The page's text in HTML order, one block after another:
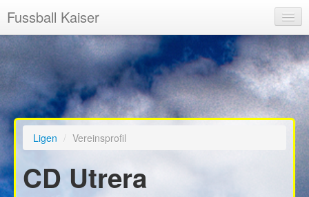
Fussball Kaiser
Startseite
News
Registrieren
Ligen
Highscore
Freie Vereine
Ligen / Vereinsprofil
CD Utrera